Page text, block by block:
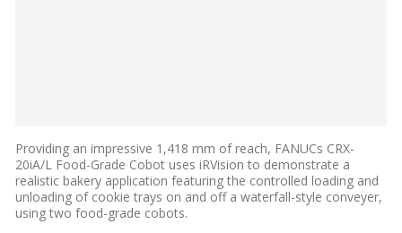
Providing an impressive 1,418 mm of reach, FANUCs CRX-
20iA/L Food-Grade Cobot uses iRVision to demonstrate a
realistic bakery application featuring the controlled loading and
unloading of cookie trays on and off a waterfall-style conveyer,
using two food-grade cobots.